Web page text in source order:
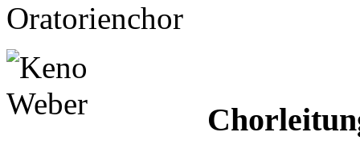
Oratorienchor